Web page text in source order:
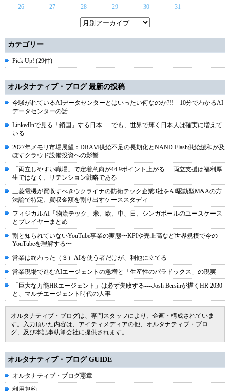
26
27 28 29 30 31
カテゴリー
Pick Up! (29件)
オルタナティブ・ブログ 最新の投稿
今騒がれているAIデータセンターとはいったい何なのか?!! 10分でわかるAI
データセンターの話
LinkedInで見る「鎖国」する日本 ― でも、世界で輝く日本人は確実に増えて
いる
2027年メモリ市場展望：DRAM供給不足の長期化とNAND Flash供給緩和が及
ぼすクラウド設備投資への影響
「両立しやすい職場」で定着意向が44.9ポイント上がる----両立支援は福利厚
生ではなく、リテンション戦略である
三菱電機が買収すべきウクライナの防衛テック企業3社をAI駆動型M&Aの方
法論で特定、買収金額を割り出すケーススタディ
フィジカルAI「物流テック」米、欧、中、日、シンガポールのユースケース
とプレイヤーまとめ
割と知られていないYouTube事業の実態〜KPIや売上高など世界規模で今の
YouTubeを理解する〜
営業は終わった（３）AIを使う者だけが、利他に立てる
営業現場で進むAIエージェントの急増と「生産性のパラドックス」の現実
「巨大な万能HRエージェント」は必ず失敗する----Josh Bersinが描くHR 2030
と、マルチエージェント時代の人事
オルタナティブ・ブログは、専門スタッフにより、企画・構成されていま
す。入力頂いた内容は、アイティメディアの他、オルタナティブ・ブロ
グ、及び本記事執筆会社に提供されます。
オルタナティブ・ブログ GUIDE
オルタナティブ・ブログ憲章